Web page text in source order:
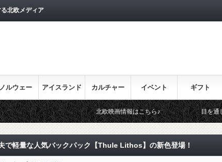
北欧メディア
ノルウェー アイスランド カルチャー イベント ギフト
北欧映画情報はこちら♪ 目を通しておきたい北欧
で軽量な人気バックパック【Thule Lithos】の新⾊登場！